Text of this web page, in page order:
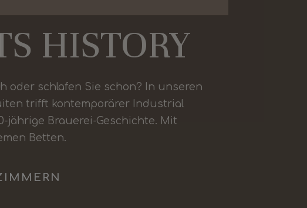
HISTORY
oder schlafen Sie schon? In unseren
trifft kontemporärer Industrial
jährige Brauerei-Geschichte. Mit
Betten.